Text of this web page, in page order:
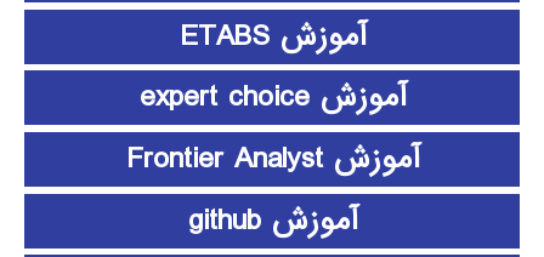
آموزش ETABS
آموزش expert choice
آموزش Frontier Analyst
آموزش github